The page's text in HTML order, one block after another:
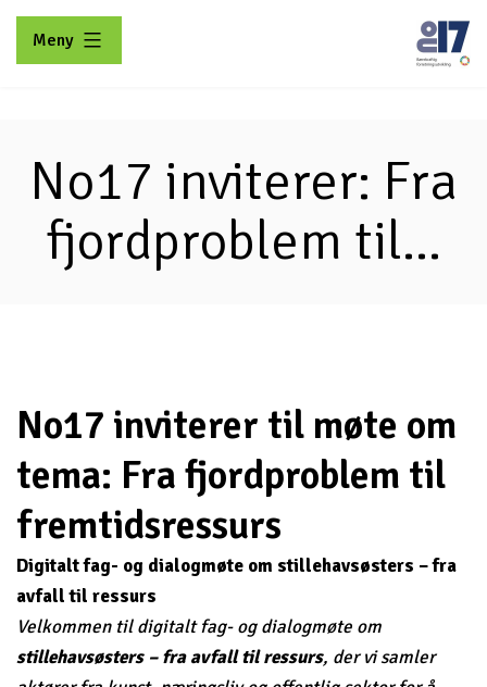
Gå
Meny
No17 inviterer: Fra
fjordproblem til...
No17 inviterer til møte om
tema: Fra fjordproblem til
fremtidsressurs
Digitalt fag- og dialogmøte om stillehavsøsters – fra
avfall til ressurs
Velkommen til digitalt fag- og dialogmøte om
stillehavsøsters – fra avfall til ressurs, der vi samler